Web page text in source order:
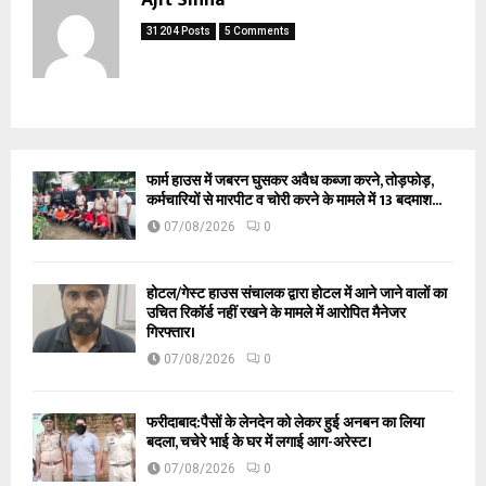
31204 Posts 5 Comments
फार्म हाउस में जबरन घुसकर अवैध कब्जा करने, तोड़फोड़,
कर्मचारियों से मारपीट व चोरी करने के मामले में 13 बदमाश...
07/08/2026 0
होटल/गेस्ट हाउस संचालक द्वारा होटल में आने जाने वालों का
उचित रिकॉर्ड नहीं रखने के मामले में आरोपित मैनेजर
गिरफ्तार।
07/08/2026 0
फरीदाबाद:पैसों के लेनदेन को लेकर हुई अनबन का लिया
बदला, चचेरे भाई के घर में लगाई आग-अरेस्ट।
07/08/2026 0